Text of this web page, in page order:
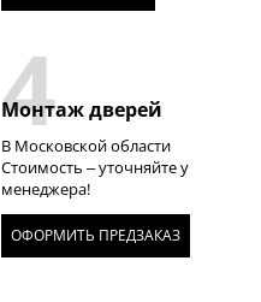
4
Монтаж дверей
В Московской области
Стоимость – уточняйте у
менеджера!
ОФОРМИТЬ ПРЕДЗАКАЗ